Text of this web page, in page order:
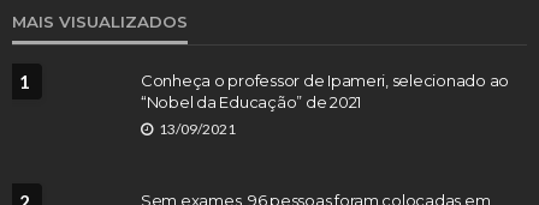
MAIS VISUALIZADOS
1
Conheça o professor de Ipameri, selecionado ao
“Nobel da Educação” de 2021
13/09/2021
Sem exames, 96 pessoas foram colocadas em